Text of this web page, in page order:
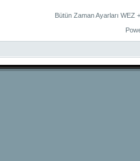
Bütün Zaman Ayarları WEZ